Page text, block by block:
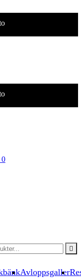
Avloppsgaller

0